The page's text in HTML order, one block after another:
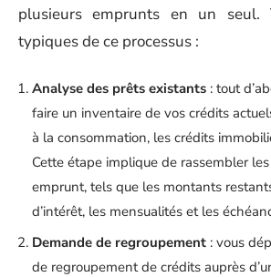
plusieurs emprunts en un seul.
typiques de ce processus :
Analyse des prêts existants : tout
faire un inventaire de vos crédits
à la consommation, les crédits
Cette étape implique de rassembler
emprunt, tels que les montants
d’intérêt, les mensualités et les
Demande de regroupement : vous
de regroupement de crédits auprès